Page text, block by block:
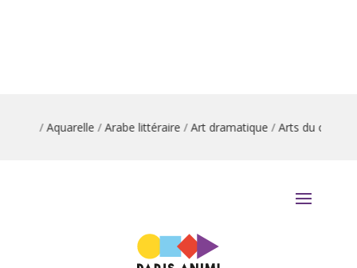
/Aquarelle/Arabe littéraire/Art dramatique/Arts du cirque